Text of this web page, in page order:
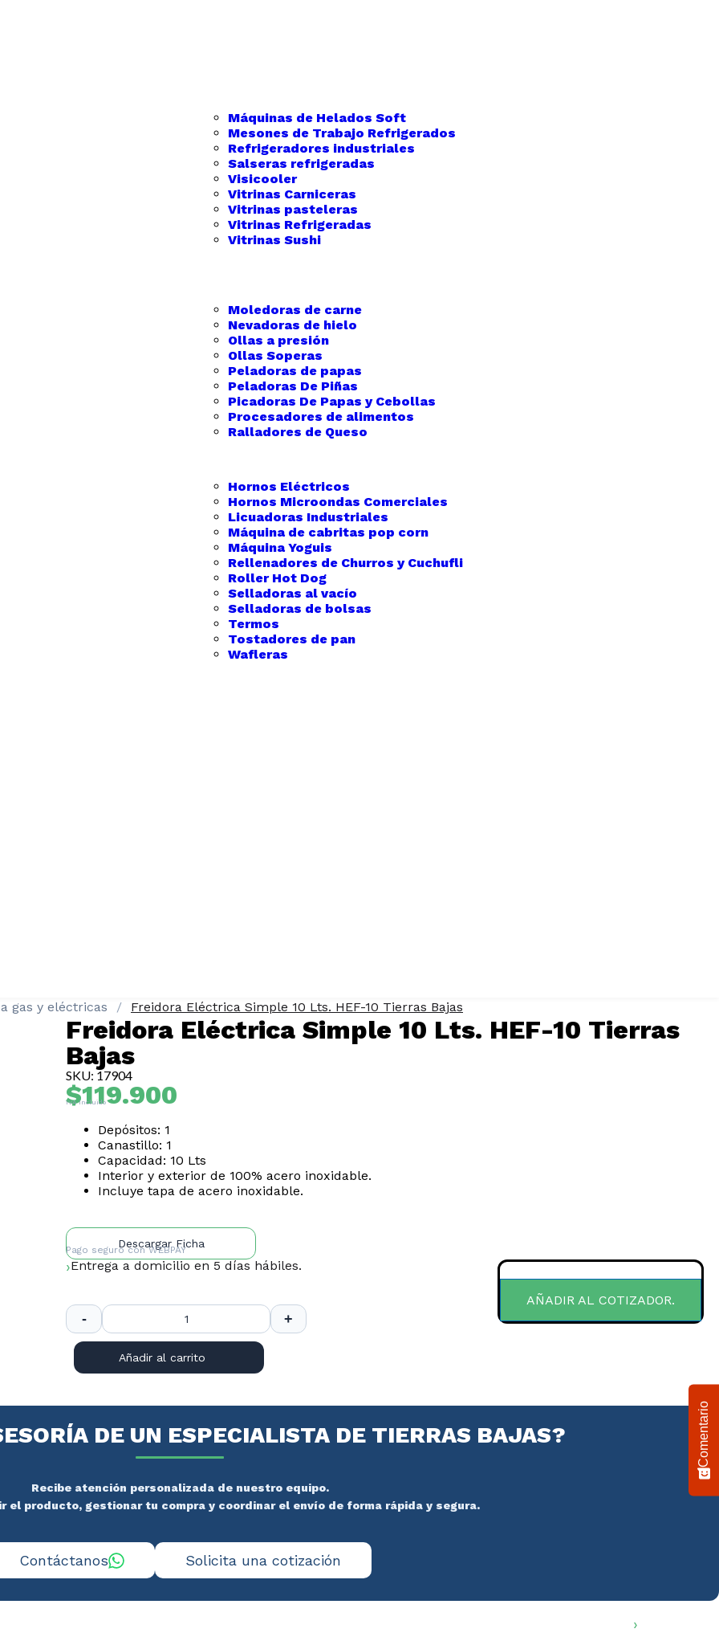
Máquinas de Helados Soft
Mesones de Trabajo Refrigerados
Refrigeradores industriales
Salseras refrigeradas
Visicooler
Vitrinas Carniceras
Vitrinas pasteleras
Vitrinas Refrigeradas
Vitrinas Sushi
Moledoras de carne
Nevadoras de hielo
Ollas a presión
Ollas Soperas
Peladoras de papas
Peladoras De Piñas
Picadoras De Papas y Cebollas
Procesadores de alimentos
Ralladores de Queso
Hornos Eléctricos
Hornos Microondas Comerciales
Licuadoras Industriales
Máquina de cabritas pop corn
Máquina Yoguis
Rellenadores de Churros y Cuchufli
Roller Hot Dog
Selladoras al vacío
Selladoras de bolsas
Termos
Tostadores de pan
Wafleras
gas y eléctricas Freidora Eléctrica Simple 10 Lts. HEF-10 Tierras Bajas
Freidora Eléctrica Simple 10 Lts. HEF-10 Tierras
Bajas
SKU: 17904
$119.900
IVA Incluido
Depósitos: 1
Canastillo: 1
Capacidad: 10 Lts
Interior y exterior de 100% acero inoxidable.
Incluye tapa de acero inoxidable.
Descargar Ficha
Pago seguro conWEBPAY
Entrega a domicilio en 5 días hábiles.
AÑADIR AL COTIZADOR.
Añadir al carrito
DE UN ESPECIALISTA DE TIERRAS BAJAS?
Recibe atención personalizada de nuestro equipo.
el producto, gestionar tu compra y coordinar el envío de forma rápida y segura.
Contáctanos Solicita una cotización
Comentario